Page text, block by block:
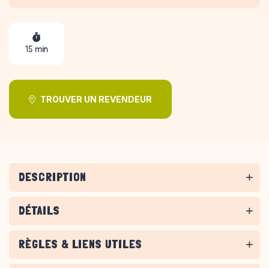
15 min
TROUVER UN REVENDEUR
DESCRIPTION
DÉTAILS
RÈGLES & LIENS UTILES